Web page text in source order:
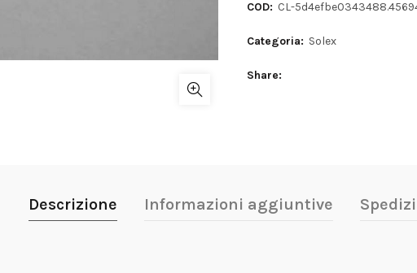
COD: CL-
Categoria: Solex
Share
Descrizione Informazioni aggiuntive